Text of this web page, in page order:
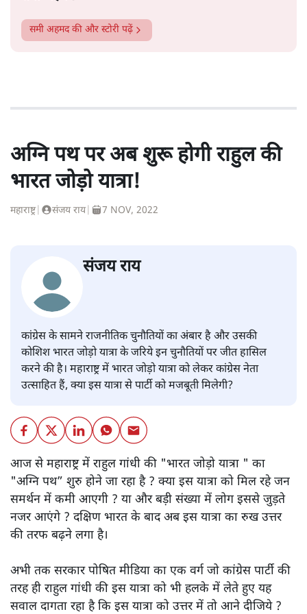
समी अहमदकी और स्टोरी पढ़ें
अग्नि पथ पर अब शुरू होगी राहुल की
भारत जोड़ो यात्रा!
महाराष्ट्र| संजय राय| 7 NOV, 2022
संजय राय
कांग्रेस के सामने राजनीतिक चुनौतियों का अंबार है और उसकी
कोशिश भारत जोड़ो यात्रा के जरिये इन चुनौतियों पर जीत हासिल
करने की है। महाराष्ट्र में भारत जोड़ो यात्रा को लेकर कांग्रेस नेता